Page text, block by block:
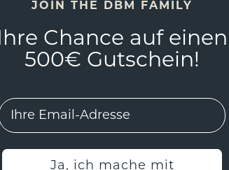
JOIN THE DBM FAMILY
Chance auf einen
500€ Gutschein!
EMail
Ja, ich mache mit